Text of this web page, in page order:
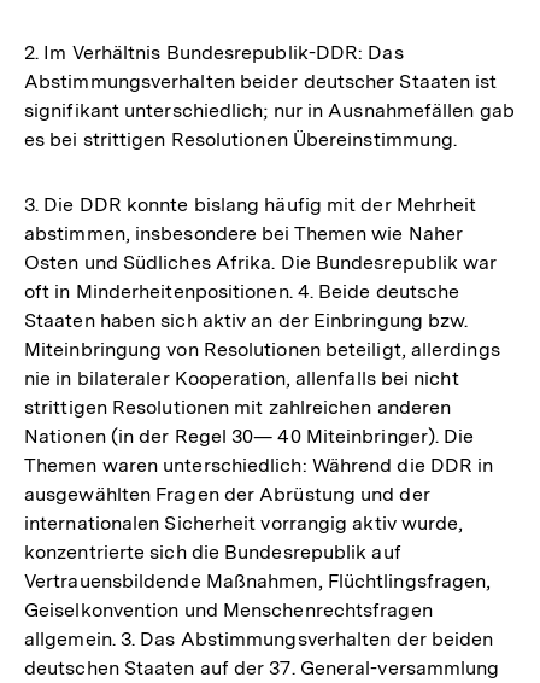
2. Im Verhältnis Bundesrepublik-DDR: Das
Abstimmungsverhalten beider deutscher Staaten ist
signifikant unterschiedlich; nur in Ausnahmefällen gab
es bei strittigen Resolutionen Übereinstimmung.
3. Die DDR konnte bislang häufig mit der Mehrheit
abstimmen, insbesondere bei Themen wie Naher
Osten und Südliches Afrika. Die Bundesrepublik war
oft in Minderheitenpositionen. 4. Beide deutsche
Staaten haben sich aktiv an der Einbringung bzw.
Miteinbringung von Resolutionen beteiligt, allerdings
nie in bilateraler Kooperation, allenfalls bei nicht
strittigen Resolutionen mit zahlreichen anderen
Nationen (in der Regel 30— 40 Miteinbringer). Die
Themen waren unterschiedlich: Während die DDR in
ausgewählten Fragen der Abrüstung und der
internationalen Sicherheit vorrangig aktiv wurde,
konzentrierte sich die Bundesrepublik auf
Vertrauensbildende Maßnahmen, Flüchtlingsfragen,
Geiselkonvention und Menschenrechtsfragen
allgemein. 3. Das Abstimmungsverhalten der beiden
deutschen Staaten auf der 37. General-versammlung